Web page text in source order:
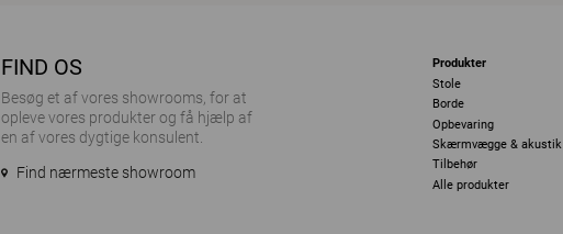
FIND OS
Besøg et af ​​vores showrooms, for at
opleve vores produkter og få hjælp af
en af vores dygtige konsulent.
Find nærmeste showroom
Produkter
Stole
Borde
Opbevaring
Skærmvægge & akustik
Tilbehør
Alle produkter